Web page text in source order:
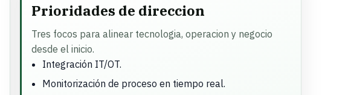
Prioridades de direccion
Tres focos para alinear tecnologia, operacion y negocio
desde el inicio.
Integración IT/OT.
Monitorización de proceso en tiempo real.